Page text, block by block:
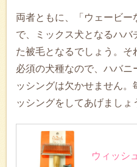
両者ともに、「ウェービ
で、ミックス犬となるハバ
た被毛となるでしょう。
必須の犬種なので、ハバニ
ッシングは欠かせません
ッシングをしてあげましょ
ウィッシ